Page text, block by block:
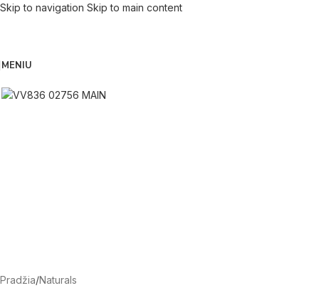
Skip to navigation Skip to main content
MENIU
Pradžia/Naturals